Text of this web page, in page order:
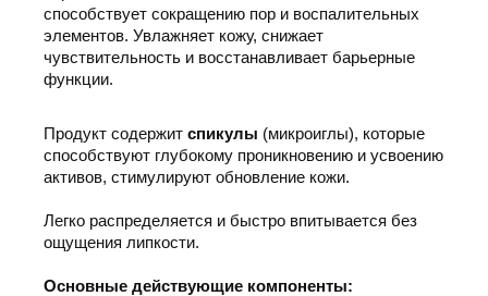
способствует сокращению пор и воспалительных
элементов. Увлажняет кожу, снижает
чувствительность и восстанавливает барьерные
функции.
Продукт содержит спикулы (микроиглы), которые
способствуют глубокому проникновению и усвоению
активов, стимулируют обновление кожи.
Легко распределяется и быстро впитывается без
ощущения липкости.
Основные действующие компоненты: